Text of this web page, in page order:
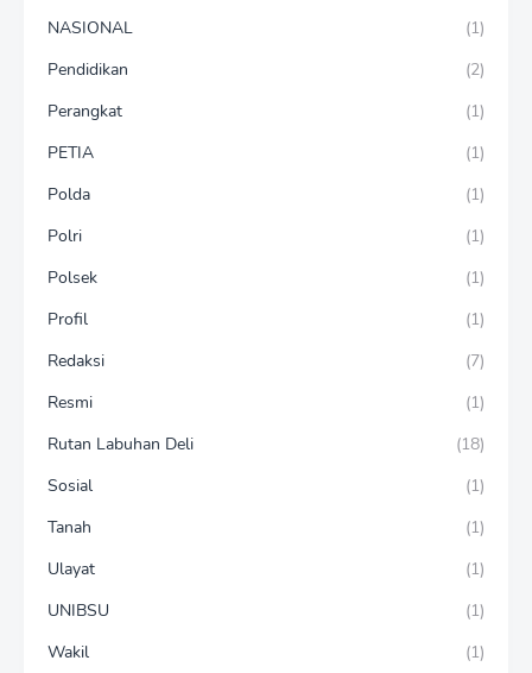
NASIONAL
(1)
Pendidikan
(2)
Perangkat
(1)
PETIA
(1)
Polda
(1)
Polri
(1)
Polsek
(1)
Profil
(1)
Redaksi
(7)
Resmi
(1)
Rutan Labuhan Deli
(18)
Sosial
(1)
Tanah
(1)
Ulayat
(1)
UNIBSU
(1)
Wakil
(1)